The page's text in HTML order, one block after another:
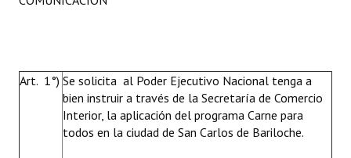
Art. 1°) Se solicita al Poder Ejecutivo Nacional tenga a
bien instruir a través de la Secretaría de Comercio
Interior, la aplicación del programa Carne para
todos en la ciudad de San Carlos de Bariloche.